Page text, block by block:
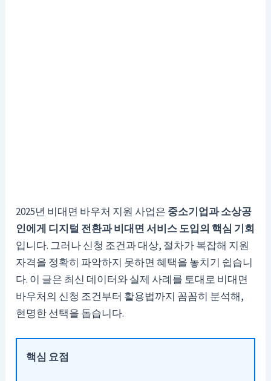
2025년 비대면 바우처 지원 사업은 중소기업과 소상공
인에게 디지털 전환과 비대면 서비스 도입의 핵심 기회
입니다. 그러나 신청 조건과 대상, 절차가 복잡해 지원
자격을 정확히 파악하지 못하면 혜택을 놓치기 쉽습니
다. 이 글은 최신 데이터와 실제 사례를 토대로 비대면
바우처의 신청 조건부터 활용법까지 꼼꼼히 분석해,
현명한 선택을 돕습니다.
핵심 요점